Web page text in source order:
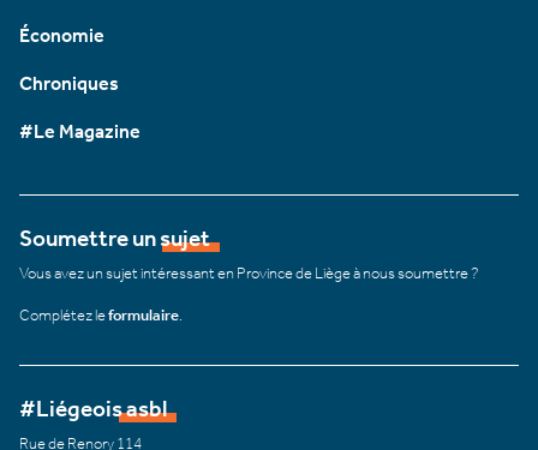
Économie
Chroniques
#Le Magazine
Soumettre un sujet
Vous avez un sujet intéressant en Province de Liège à nous soumettre ?
Complétez leformulaire
#Liégeois asbl
Rue de Renory 114